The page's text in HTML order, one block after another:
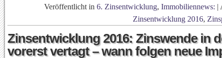
Veröffentlicht in 6. Zinsentwicklung, Immobiliennews: |
Zinsentwicklung 2016,
Zinsentwicklung 2016: Zinswende in
vorerst vertagt – wann folgen neue